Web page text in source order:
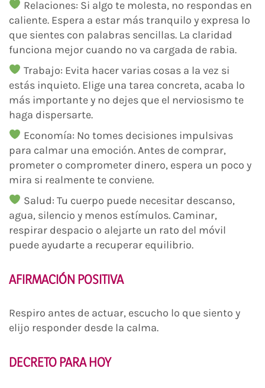
Relaciones: Si algo te molesta, no respondas en
caliente. Espera a estar más tranquilo y expresa lo
que sientes con palabras sencillas. La claridad
funciona mejor cuando no va cargada de rabia.
Trabajo: Evita hacer varias cosas a la vez si
estás inquieto. Elige una tarea concreta, acaba lo
más importante y no dejes que el nerviosismo te
haga dispersarte.
Economía: No tomes decisiones impulsivas
para calmar una emoción. Antes de comprar,
prometer o comprometer dinero, espera un poco y
mira si realmente te conviene.
Salud: Tu cuerpo puede necesitar descanso,
agua, silencio y menos estímulos. Caminar,
respirar despacio o alejarte un rato del móvil
puede ayudarte a recuperar equilibrio.
AFIRMACIÓN POSITIVA
Respiro antes de actuar, escucho lo que siento y
elijo responder desde la calma.
DECRETO PARA HOY